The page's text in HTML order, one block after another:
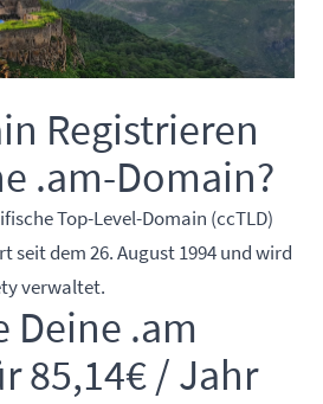
Registrieren
.am-Domain?
Top-Level-Domain (ccTLD)
seit dem 26. August 1994 und wird
verwaltet.
Deine .am
85,14€ / Jahr